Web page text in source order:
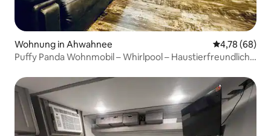
Wohnung in Ahwahnee
4,78 (68)
Puffy Panda Wohnmobil – Whirlpool – Haustierfreundlich –